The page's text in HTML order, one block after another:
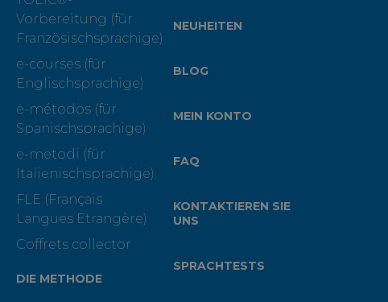
Vorbereitung (für
Französischsprachige)
e-courses (für
Englischsprachige)
e-métodos (für
Spanischsprachige)
e-metodi (für
Italienischsprachige)
FLE (Français
Langues Etrangère)
Coffrets collector
DIE METHODE
NEUHEITEN
BLOG
MEIN KONTO
FAQ
KONTAKTIEREN SIE
UNS
SPRACHTESTS